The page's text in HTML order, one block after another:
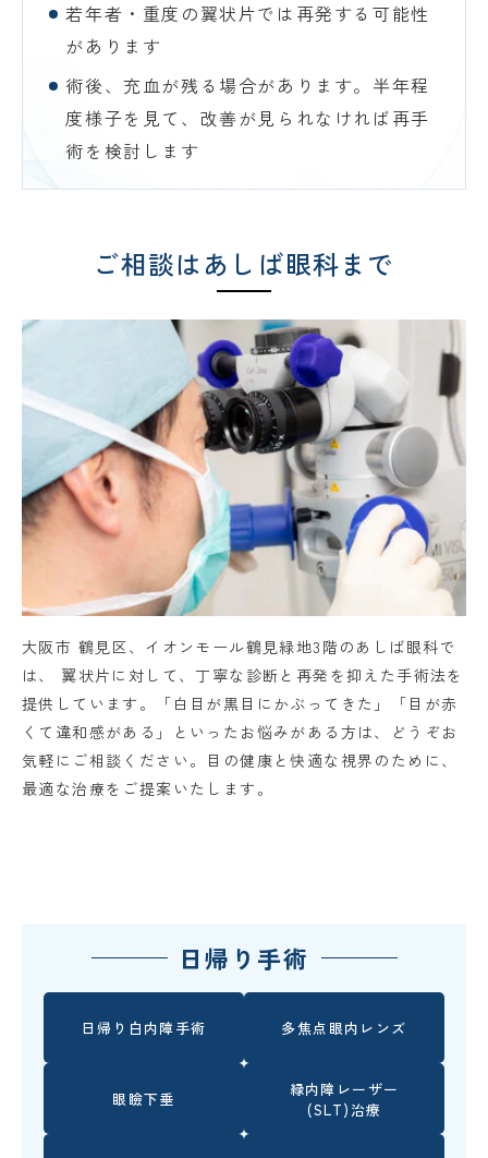
若年者・重度の翼状片では再発する可能性
があります
術後、充血が残る場合があります。半年程
度様子を見て、改善が見られなければ再手
術を検討します
ご相談はあしば眼科まで
大阪市 鶴見区、イオンモール鶴見緑地3階のあしば眼科で
は、 翼状片に対して、丁寧な診断と再発を抑えた手術法を
提供しています。「白目が黒目にかぶってきた」「目が赤
くて違和感がある」といったお悩みがある方は、どうぞお
気軽にご相談ください。目の健康と快適な視界のために、
最適な治療をご提案いたします。
日帰り手術
日帰り白内障手術 多焦点眼内レンズ
眼瞼下垂
緑内障レーザー
(SLT)治療